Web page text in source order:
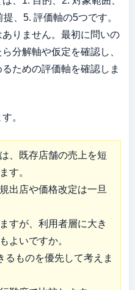
、5. 評価軸の5つです。
りません。最初に問いの
分解軸や仮定を確認し、
ための評価軸を確認しま
。
、既存店舗の売上を短
す。
出店や価格改定は一旦
すが、利用者層に大き
よいですか。
ものを優先して考えま